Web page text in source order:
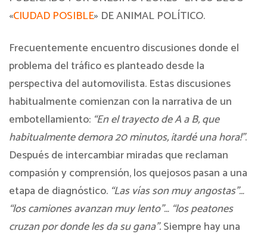
«CIUDAD POSIBLE» DE ANIMAL POLÍTICO.
Frecuentemente encuentro discusiones donde el
problema del tráfico es planteado desde la
perspectiva del automovilista. Estas discusiones
habitualmente comienzan con la narrativa de un
embotellamiento: “En el trayecto de A a B, que
habitualmente demora 20 minutos, ¡tardé una hora!”.
Después de intercambiar miradas que reclaman
compasión y comprensión, los quejosos pasan a una
etapa de diagnóstico. “Las vías son muy angostas”…
“los camiones avanzan muy lento”… “los peatones
cruzan por donde les da su gana”.Siempre hay una